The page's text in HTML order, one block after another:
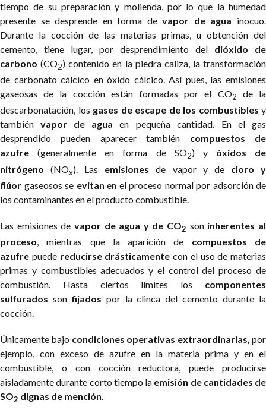
tiempo de su preparación y molienda, por lo que la humedad
presente se desprende en forma devapor de agua inocuo.
Durante la cocción de las materias primas, u obtención del
cemento, tiene lugar, por desprendimiento del dióxido de
carbono(CO2) contenido en la piedra caliza, la transformación
de carbonato cálcico en óxido cálcico. Así pues, las emisiones
gaseosas de la cocción están formadas por el CO2
de la
descarbonatación, los gases de escape de los combustibles y
tambiénvapor de aguaen pequeña cantidad. En el gas
desprendido pueden aparecer también compuestos de
azufre (generalmente en forma de SO2) y óxidos de
nitrógeno (NOx). Las emisiones de vapor y de cloro y
flúor gaseosos se evitan en el proceso normal por adsorción de
los contaminantes en el producto combustible.
Las emisiones de vapor de agua y de CO2 son inherentes al
proceso, mientras que la aparición de compuestos de
azufre puede reducirse drásticamente con el uso de materias
primas y combustibles adecuados y el control del proceso de
combustión. Hasta ciertos límites los componentes
sulfurados sonfijados por la clinca del cemento durante la
cocción.
Únicamente bajo condiciones operativas extraordinarias, por
ejemplo, con exceso de azufre en la materia prima y en el
combustible, o con cocción reductora, puede producirse
aisladamente durante corto tiempo la emisión de cantidades de
SO2 dignas de mención.